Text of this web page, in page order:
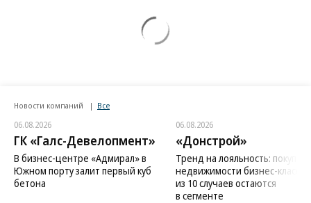
Новости компаний Все
06.08.2026
ГК «Галс-Девелопмент»
В бизнес-центре «Адмирал» в
Южном порту залит первый куб
бетона
06.08.2026
«Донстрой»
Тренд на лояльность:
недвижимости бизнес-класса
из 10 случаев остаются
в сегменте